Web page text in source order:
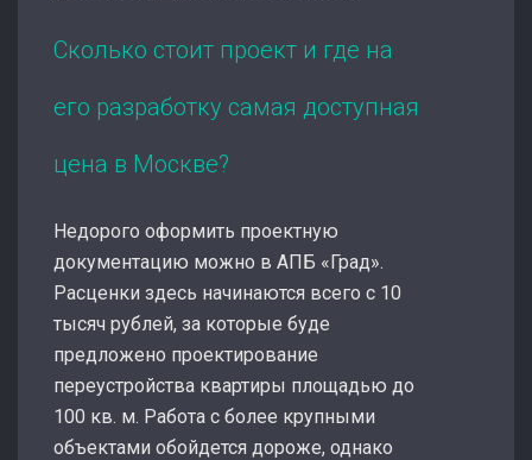
Сколько стоит проект и где на
его разработку самая доступная
цена в Москве?
Недорого оформить проектную
документацию можно в АПБ «Град».
Расценки здесь начинаются всего с 10
тысяч рублей, за которые буде
предложено проектирование
переустройства квартиры площадью до
100 кв. м. Работа с более крупными
объектами обойдется дороже, однако